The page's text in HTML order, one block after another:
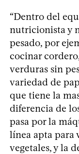
“Dentro del
nutricionista y
pesado, por
cocinar
verduras sin
variedad de
que tiene la
diferencia de
pasa por la
línea apta para
vegetales, y la